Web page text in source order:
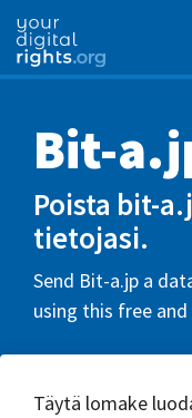
Bit-
Poista bit-
tietojasi.
Send Bit-a.jp a
using this free
Täytä lomake